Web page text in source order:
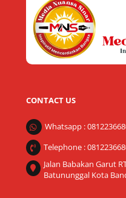
CONTACT US
Whatsapp :
Telephone :
Jalan Babakan Garut
Batununggal Kota